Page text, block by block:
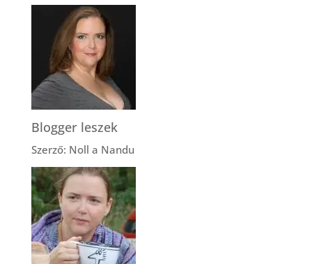
Blogger leszek
Szerző: Noll a Nandu